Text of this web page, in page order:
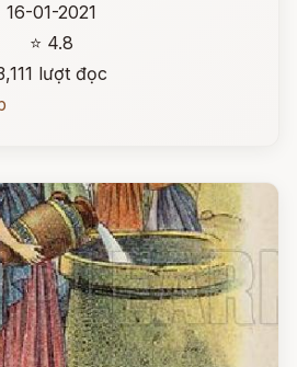
16-01-2021
⭐ 4.8
lượt đọc